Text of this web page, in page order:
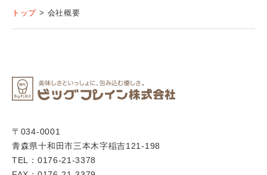
トップ 会社概要
〒034-0001
青森県十和田市三本木字稲吉121-198
TEL：0176-21-3378